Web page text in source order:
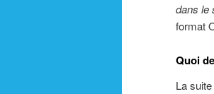
dans le
format
Quoi
La